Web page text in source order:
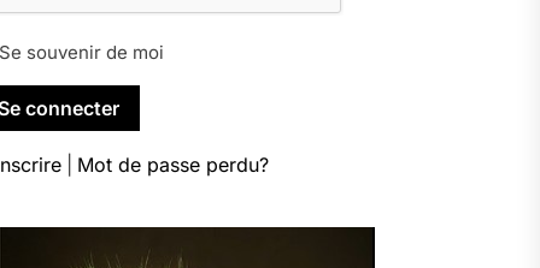
Se souvenir de moi
Mot de passe perdu?